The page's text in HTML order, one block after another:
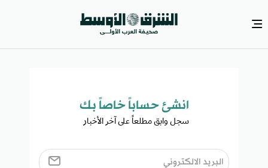
انشئ حساباً خاصاً بك​
سجل وابق مطلعاً على آخر الأخبار ​